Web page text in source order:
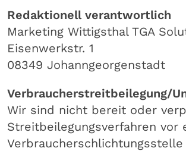
Redaktionell verantwortlich
Marketing Wittigsthal TGA
Eisenwerkstr. 1
08349 Johanngeorgenstadt
Verbraucherstreitbeilegung/
Wir sind nicht bereit oder
Streitbeilegungsverfahren vor